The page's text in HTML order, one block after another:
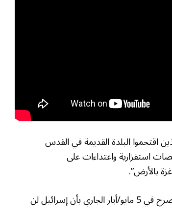
اقتحموا البلدة القديمة في القدس
استفزازية واعتداءات على
بالأرض”.
وكان سموتريتش -الذي يتزعم حزب الصهيونية الدينية- قد صرح في 5 مايو/أيار الجاري بأن إسرائيل لن